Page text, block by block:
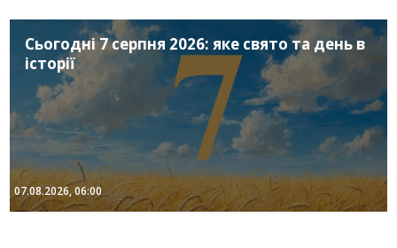
Сьогодні 7 серпня 2026: яке свято та день в
історії
07.08.2026, 06:00